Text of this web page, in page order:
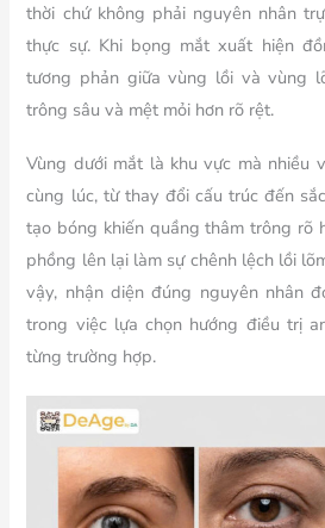
thời chứ không phải nguyên nhân
thực sự. Khi bọng mắt xuất hiện
tương phản giữa vùng lồi và vùng
trông sâu và mệt mỏi hơn rõ rệt.
Vùng dưới mắt là khu vực mà nhiều
cùng lúc, từ thay đổi cấu trúc đến
tạo bóng khiến quầng thâm trông rõ
phồng lên lại làm sự chênh lệch lồi
vậy, nhận diện đúng nguyên nhân
trong việc lựa chọn hướng điều trị
từng trường hợp.